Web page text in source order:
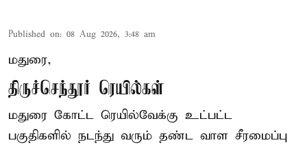
Published on: 08 Aug 2026, 3:48 am
மதுரை,
திருச்செந்தூர் ரெயில்கள்
மதுரை கோட்ட ரெயில்வேக்கு உட்பட்ட
பகுதிகளில் நடந்து வரும் தண்ட வாள சீரமைப்பு